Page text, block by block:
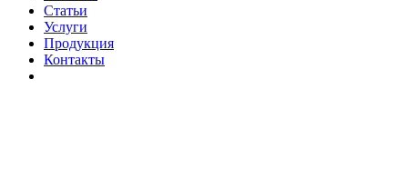
Статьи
Услуги
Продукция
Контакты